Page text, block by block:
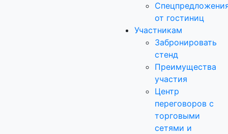
от гостиниц
Участникам
Забронировать
стенд
Преимущества
участия
Центр
переговоров с
торговыми
сетями и